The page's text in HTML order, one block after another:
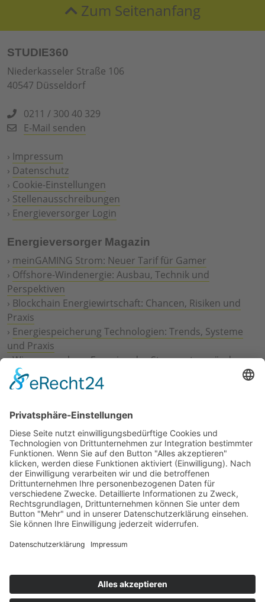
Zum Seitenanfang
STUDIE360
Niederkasseler Straße 106
40547 Düsseldorf
0211 / 300 40 329
E-Mail senden
› Impressum
› Datenschutz
› Cookie-Einstellungen
› Stellenausschreibungen
› Energieversorger Login
Energieversorger Magazin
› meinGAMING Strom: Neuer Tarif für Gamer
› Offshore-Windenergie: Ausbau, Technik und
Perspektiven
› Blockchain Energiewirtschaft: Chancen, Risiken und
Praxis
› Energiespeicherung Technologien: Trends, Systeme
und Praxis
›Wie erneuerbare Energien das Stromnetz verändern
Digitalisierung Energiewirtschaft: Effizienz, Netze und
Prozesse
Geschäftsmodelle
›Vorstandswechsel Westenergie: Böddeling übernimmt
befristet
›Wasserstoff-Hochlauf: Dialog, Infrastruktur und
konkrete Schritte
›Solaranlage Regenbogenfarben: FC St. Pauli und
LichtBlick installieren erste weltweite Anlage
Jetzt an der STUDIE360 teilnehmen
Wir möchten Transparenz mit einheitlichen Kriterien
kostenlose Teilnahme wichtig. Die Ergebnisse werden
umgehend nach Teilnahme und Auswertung auf